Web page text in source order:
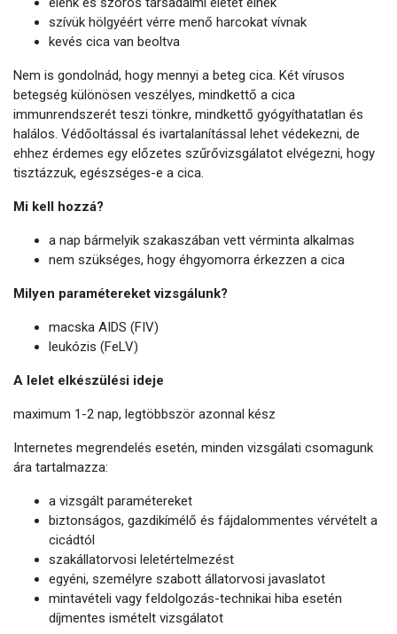
szívük hölgyéért vérre menő harcokat vívnak
kevés cica van beoltva
Nem is gondolnád, hogy mennyi a beteg cica. Két vírusos
betegség különösen veszélyes, mindkettő a cica
immunrendszerét teszi tönkre, mindkettő gyógyíthatatlan és
halálos. Védőoltással és ivartalanítással lehet védekezni, de
ehhez érdemes egy előzetes szűrővizsgálatot elvégezni, hogy
tisztázzuk, egészséges-e a cica.
Mi kell hozzá?
a nap bármelyik szakaszában vett vérminta alkalmas
nem szükséges, hogy éhgyomorra érkezzen a cica
Milyen paramétereket vizsgálunk?
macska AIDS (FIV)
leukózis (FeLV)
A lelet elkészülési ideje
maximum 1-2 nap, legtöbbször azonnal kész
Internetes megrendelés esetén, minden vizsgálati csomagunk
ára tartalmazza:
a vizsgált paramétereket
biztonságos, gazdikímélő és fájdalommentes vérvételt a
cicádtól
szakállatorvosi leletértelmezést
egyéni, személyre szabott állatorvosi javaslatot
mintavételi vagy feldolgozás-technikai hiba esetén
díjmentes ismételt vizsgálatot